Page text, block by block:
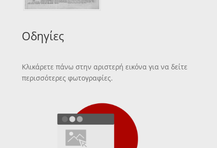
Οδηγίες
Κλικάρετε πάνω στην αριστερή εικόνα για να δείτε
περισσότερες φωτογραφίες.